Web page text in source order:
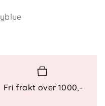
varme dager. Stoffet
føles klamt.
Fri frakt over 1000,-